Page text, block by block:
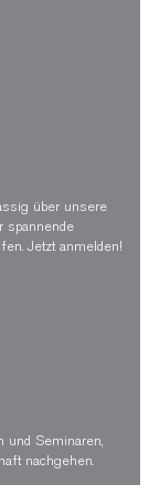
über unsere
spannende
Jetzt anmelden!
und Seminaren,
nachgehen.